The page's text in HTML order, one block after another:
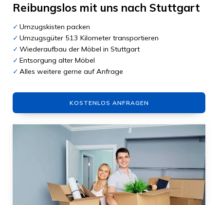
Reibungslos mit uns nach Stuttgart
Umzugskisten packen
Umzugsgüter 513 Kilometer transportieren
Wiederaufbau der Möbel in Stuttgart
Entsorgung alter Möbel
Alles weitere gerne auf Anfrage
KOSTENLOS ANFRAGEN